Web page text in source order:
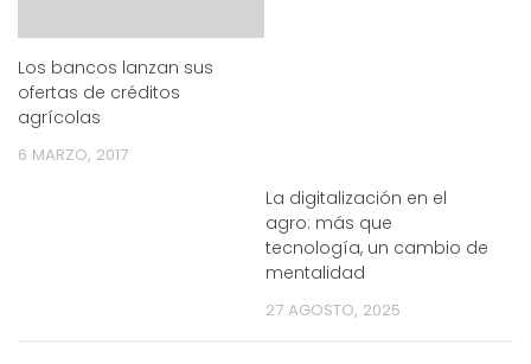
Los bancos lanzan sus
ofertas de créditos
agrícolas
6 MARZO, 2017
La digitalización en el
agro: más que
tecnología, un cambio de
mentalidad
27 AGOSTO, 2025